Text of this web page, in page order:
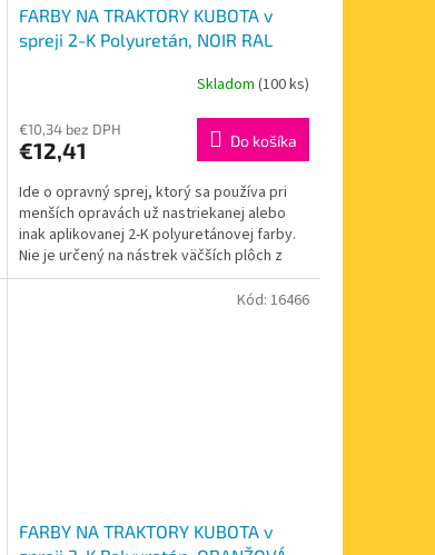
FARBY NA TRAKTORY KUBOTA v
spreji 2-K Polyuretán, NOIR RAL
Skladom (100 ks)
€10,34 bez DPH
€12,41 Do košíka
Ide o opravný sprej, ktorý sa používa pri
menších opravách už nastriekanej alebo
inak aplikovanej 2-K polyuretánovej farby.
Nie je určený na nástrek väčších plôch z
dôvodu...
FARBY NA TRAKTORY KUBOTA v
Kód: 16466